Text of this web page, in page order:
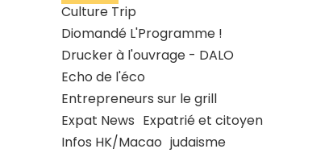
Culture Trip
Diomandé L'Programme !
Drucker à l'ouvrage - DALO
Echo de l'éco
Entrepreneurs sur le grill
Expat News Expatrié et citoyen
Infos HK/Macao judaisme